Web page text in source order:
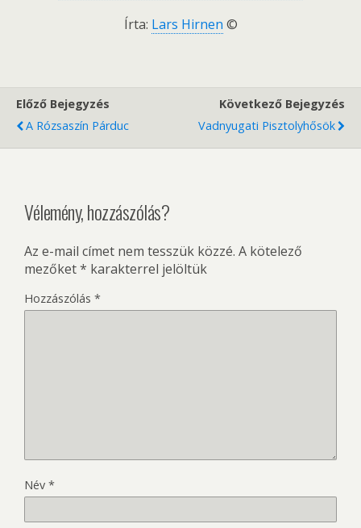
Írta: Lars Hirnen ©
Előző Bejegyzés
A Rózsaszín Párduc
Következő Bejegyzés
Vadnyugati Pisztolyhősök
Vélemény, hozzászólás?
Az e-mail címet nem tesszük közzé. A kötelező
mezőket* karakterrel jelöltük
Hozzászólás *
Név *